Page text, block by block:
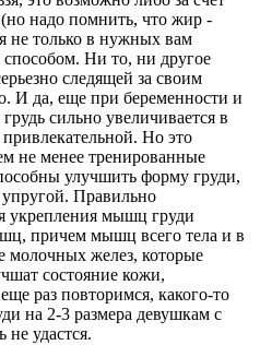
надо помнить, что жир -
не только в нужных вам
Ни то, ни другое
следящей за своим
И да, еще при беременности и
сильно увеличивается в
привлекательной. Но это
не менее тренированные
улучшить форму груди,
упругой. Правильно
укрепления мышц груди
причем мышц всего тела и в
молочных желез, которые
состояние кожи,
раз повторимся, какого-то
на 2-3 размера девушкам с
удастся.